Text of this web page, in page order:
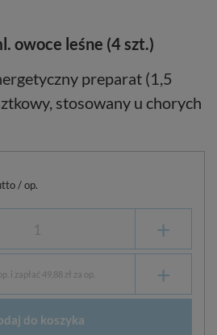
owoce leśne (4 szt.)
preparat (1,5
stosowany u chorych
/op.
+
i zapłać 49,88 zł za op. +
do koszyka